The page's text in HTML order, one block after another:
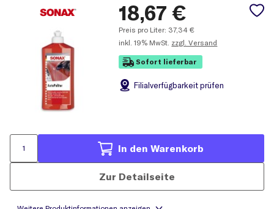
18,67 €
Preis pro Liter: 37,34 €
inkl. 19% MwSt. zzgl. Versand
Sofort lieferbar
Filialverfügbarkeit prüfen
In den Warenkorb
Zur Detailseite